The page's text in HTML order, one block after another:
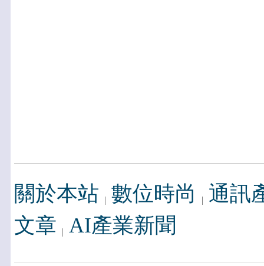
關於本站 數位時尚
通訊
文章 AI產業新聞